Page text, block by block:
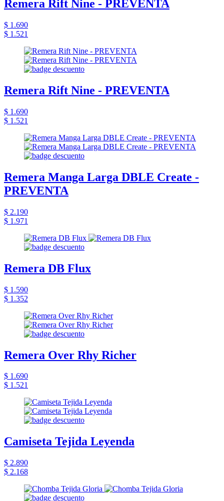
Remera Rift Nine - PREVENTA
$ 1.690
$ 1.521
Remera Rift Nine - PREVENTA
$ 1.690
$ 1.521
Remera Manga Larga DBLE Create -
PREVENTA
$ 2.190
$ 1.971
Remera DB Flux
$ 1.590
$ 1.352
Remera Over Rhy Richer
$ 1.690
$ 1.521
Camiseta Tejida Leyenda
$ 2.890
$ 2.168